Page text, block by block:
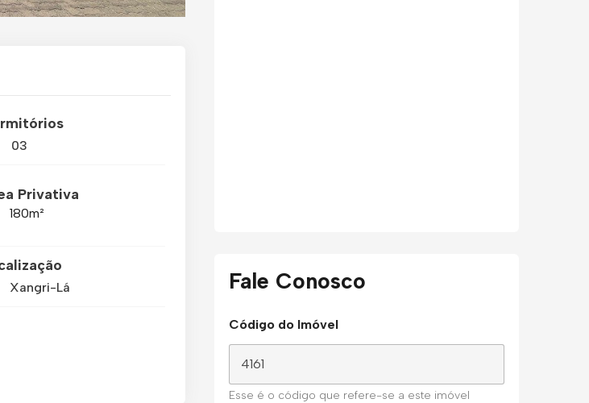
03
Privativa
180m²
Xangri-Lá Fale Conosco
Código do Imóvel
Esse é o código que refere-se a este imóvel